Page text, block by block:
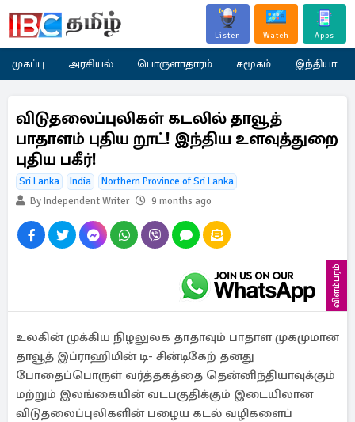
Listen Watch Apps
முகப்பு அரசியல் பொருளாதாரம் சமூகம் இந்தியா
விடுதலைப்புலிகள் கடலில் தாவூத்
பாதாளம் புதிய றூட்! இந்திய உளவுத்துறை
புதிய பகீர்!
Sri Lanka India
Northern Province of Sri Lanka
By Independent Writer
9 months ago
விளம்பரம்
உலகின் முக்கிய நிழலுலக தாதாவும் பாதாள முகமுமான
தாவூத் இப்ராஹிமின் டி- சின்டிகேற் தனது
போதைப்பொருள் வர்த்தகத்தை தென்னிந்தியாவுக்கும்
மற்றும் இலங்கையின் வடபகுதிக்கும் இடையிலான
விடுதலைப்புலிகளின் பழைய கடல் வழிகளைப்